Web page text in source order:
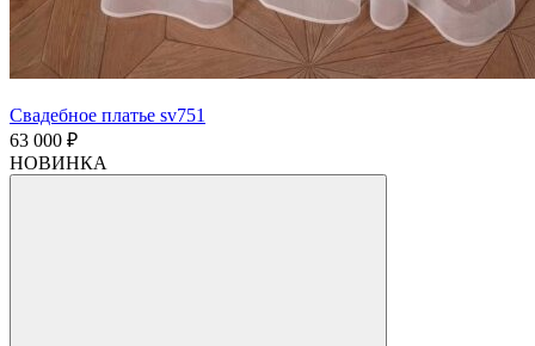
Свадебное платье sv751
63 000 ₽
НОВИНКА